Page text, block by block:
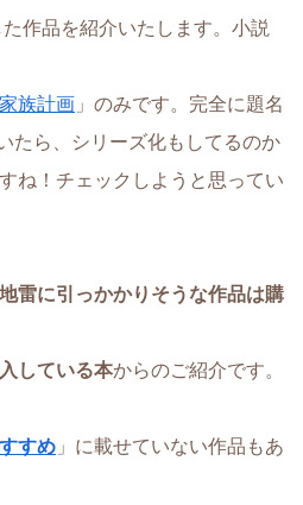
作品を紹介いたします。小説
族計画 」のみです。完全に題名
たら、シリーズ化もしてるのか
ね！チェックしようと思ってい
雷に引っかかりそうな作品は購
している本からのご紹介です。
すめ 」に載せていない作品もあ